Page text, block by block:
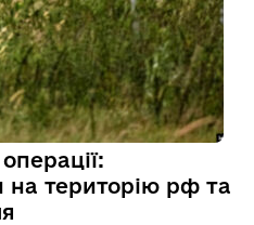
на територію рф та